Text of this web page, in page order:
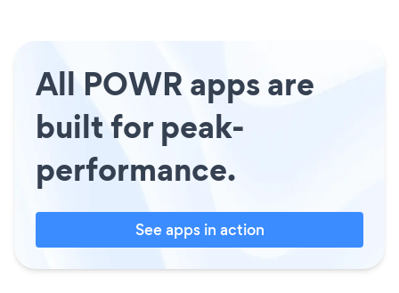
All POWR apps are
built for peak-
performance.
See apps in action